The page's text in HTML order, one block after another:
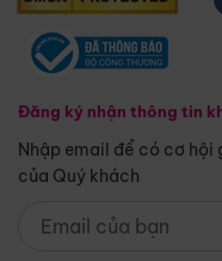
Đăng ký nhận thông tin
Nhập email để có cơ hội
của Quý khách